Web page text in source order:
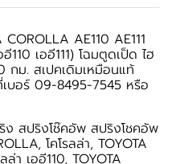
AE110 AE111
110 เออี111) โฉมตูดเป็ด ไฮ
ม. สเปคเดิมเหมือนแท้
บอร์ 09-8495-7545 หรือ
สปริงโช๊คอัพ สปริงโชคอัพ
โคโรลล่า, TOYOTA
ล่า เออี110, TOYOTA